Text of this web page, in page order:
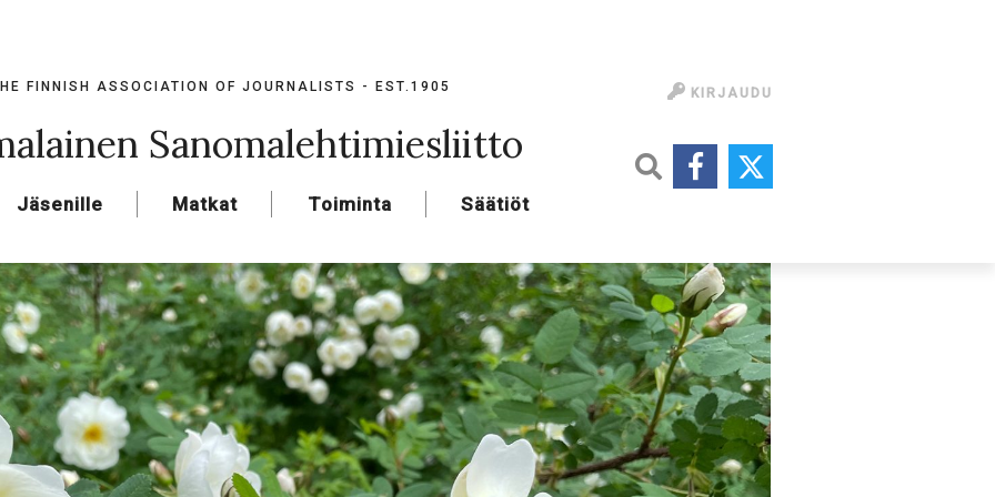
FINNISH ASSOCIATION OF JOURNALISTS - EST.1905
Sanomalehtimiesliitto
Jäsenille Matkat Toiminta Säätiöt
KIRJAUDU